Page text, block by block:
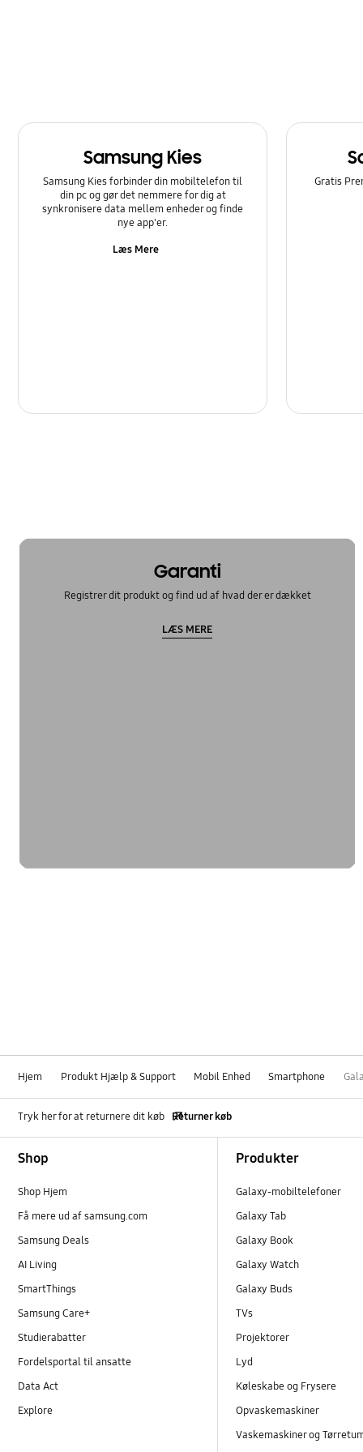
Sådan bruger du det
Samsung Kies
Samsung Kies forbinder din mobiltelefon til
din pc og gør det nemmere for dig at
synkronisere data mellem enheder og finde
nye app'er.
Læs Mere
Gratis
Garanti
Registrer dit produkt og find ud af hvad der er dækket
LÆS MERE
Hjem Produkt Hjælp & Support Mobil Enhed Smartphone
Tryk her for at returnere dit køb Returner køb
Shop
Shop Hjem
Få mere ud af samsung.com
Samsung Deals
AI Living
SmartThings
Samsung Care+
Studierabatter
Fordelsportal til ansatte
Data Act
Explore
Produkter
Galaxy-mobiltelefoner
Galaxy Tab
Galaxy Book
Galaxy Watch
Galaxy Buds
TVs
Projektorer
Lyd
Køleskabe og Frysere
Opvaskemaskiner
Vaskemaskiner og